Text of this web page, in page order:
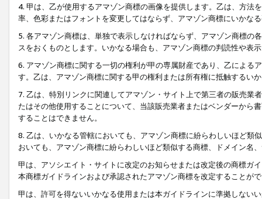
4. 甲は、乙が使用するアマゾン商標の画像を提供します。乙は、方
率、色彩またはフォントを変更してはならず、アマゾン商標にいかな
5. 各アマゾン商標は、単独で表示しなければならず、アマゾン商標
スをおくものとします。いかなる場合も、アマゾン商標の判読性や表
6. アマゾン商標に関する一切の権利が甲の専属財産であり、乙による
す。乙は、アマゾン商標に関する甲の権利または所有権に抵触するい
7. 乙は、特別リンクに関連してアマゾン・サイト上で第三者の販売
たはその他使用することについて、当該販売業者またはベンダーから
することはできません。
8. 乙は、いかなる管轄においても、アマゾン商標に紛らわしいほど類
おいても、アマゾン商標に紛らわしいほど類似する商標、ドメイン名
甲は、アソシエイト・サイトに改定のお知らせまたは改定後の商標ガ
本商標ガイドラインおよび承認されたアマゾン商標を改定することが
甲は、許可を得ないいかなる使用または本ガイドラインに準拠しない